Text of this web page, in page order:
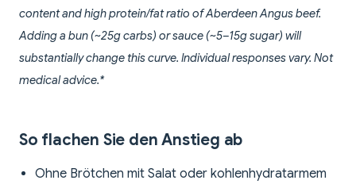
content and high protein/fat ratio of Aberdeen Angus beef.
Adding a bun (~25g carbs) or sauce (~5–15g sugar) will
substantially change this curve. Individual responses vary. Not
medical advice.*
So flachen Sie den Anstieg ab
Ohne Brötchen mit Salat oder kohlenhydratarmem